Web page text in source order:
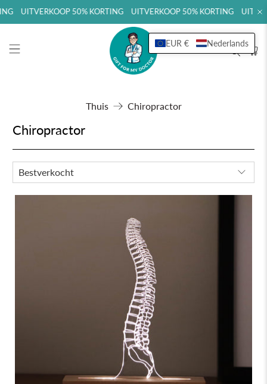
UITVERKOOP 50% KORTING UITVERKOOP 50% KORTING
Thuis Chiropractor
Chiropractor
EUR € Nederlands